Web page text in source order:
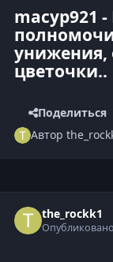
macyp921
унижения,
цветочки..
Поделиться
Автор
the_rockk1